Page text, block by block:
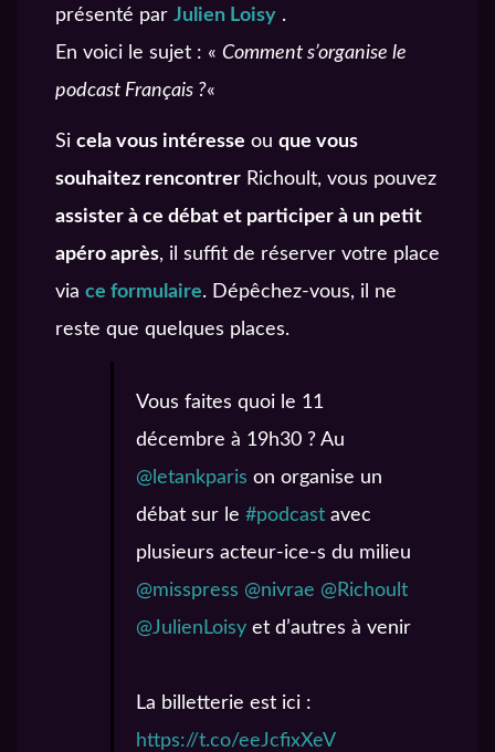
présenté par Julien Loisy .
En voici le sujet : « Comment s’organise le
podcast Français ?«
Si cela vous intéresse ou que vous
souhaitez rencontrer Richoult, vous pouvez
assister à ce débat et participer à un petit
apéro après, il suffit de réserver votre place
via ce formulaire. Dépêchez-vous, il ne
reste que quelques places.
Vous faites quoi le 11
décembre à 19h30 ? Au
@letankparis on organise un
débat sur le #podcast avec
plusieurs acteur-ice-s du milieu
@misspress @nivrae @Richoult
@JulienLoisy et d’autres à venir
La billetterie est ici :
https://t.co/eeJcfixXeV